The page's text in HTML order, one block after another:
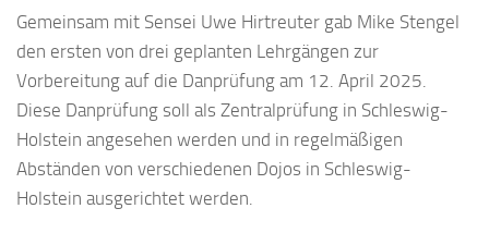
Gemeinsam mit Sensei Uwe Hirtreuter gab Mike Stengel
den ersten von drei geplanten Lehrgängen zur
Vorbereitung auf die Danprüfung am 12. April 2025.
Diese Danprüfung soll als Zentralprüfung in Schleswig-
Holstein angesehen werden und in regelmäßigen
Abständen von verschiedenen Dojos in Schleswig-
Holstein ausgerichtet werden.